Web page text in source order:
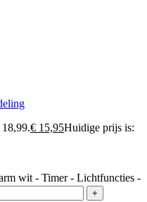
€ 15,95Huidige prijs is:
wit - Timer - Lichtfuncties -